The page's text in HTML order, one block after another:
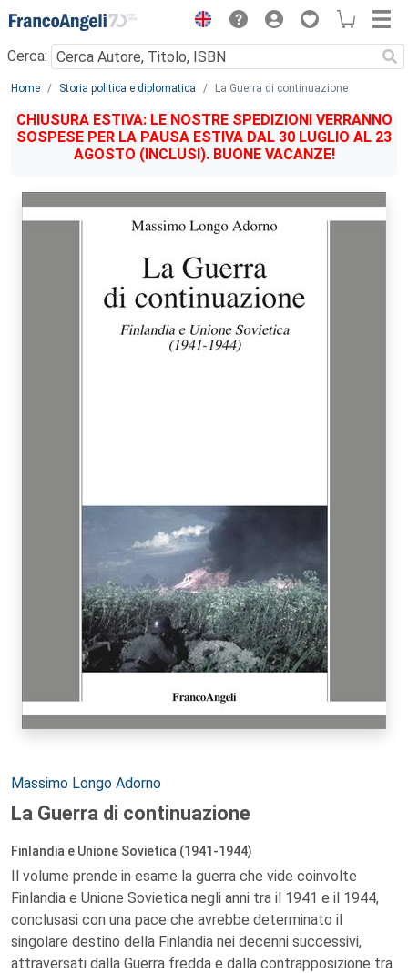
Menu
Cerca:
Main content
Home Storia politica e diplomatica La Guerra di continuazione
CHIUSURA ESTIVA: LE NOSTRE SPEDIZIONI VERRANNO
SOSPESE PER LA PAUSA ESTIVA DAL 30 LUGLIO AL 23
AGOSTO (INCLUSI). BUONE VACANZE!
Autori:
Massimo Longo Adorno
La Guerra di continuazione
Finlandia e Unione Sovietica (1941-1944)
Il volume prende in esame la guerra che vide coinvolte
Finlandia e Unione Sovietica negli anni tra il 1941 e il 1944,
conclusasi con una pace che avrebbe determinato il
singolare destino della Finlandia nei decenni successivi,
attraversati dalla Guerra fredda e dalla contrapposizione tra